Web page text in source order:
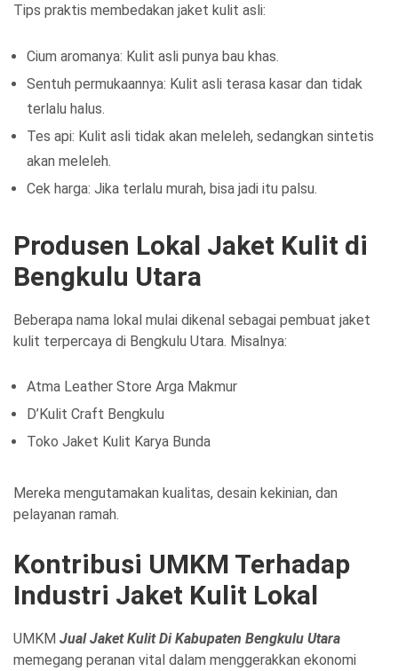
Tips praktis membedakan jaket kulit asli:
Cium aromanya: Kulit asli punya bau khas.
Sentuh permukaannya: Kulit asli terasa kasar dan tidak
terlalu halus.
Tes api: Kulit asli tidak akan meleleh, sedangkan sintetis
akan meleleh.
Cek harga: Jika terlalu murah, bisa jadi itu palsu.
Produsen Lokal Jaket Kulit di
Bengkulu Utara
Beberapa nama lokal mulai dikenal sebagai pembuat jaket
kulit terpercaya di Bengkulu Utara. Misalnya:
Atma Leather Store Arga Makmur
D’Kulit Craft Bengkulu
Toko Jaket Kulit Karya Bunda
Mereka mengutamakan kualitas, desain kekinian, dan
pelayanan ramah.
Kontribusi UMKM Terhadap
Industri Jaket Kulit Lokal
UMKM Jual Jaket Kulit Di Kabupaten Bengkulu Utara
memegang peranan vital dalam menggerakkan ekonomi